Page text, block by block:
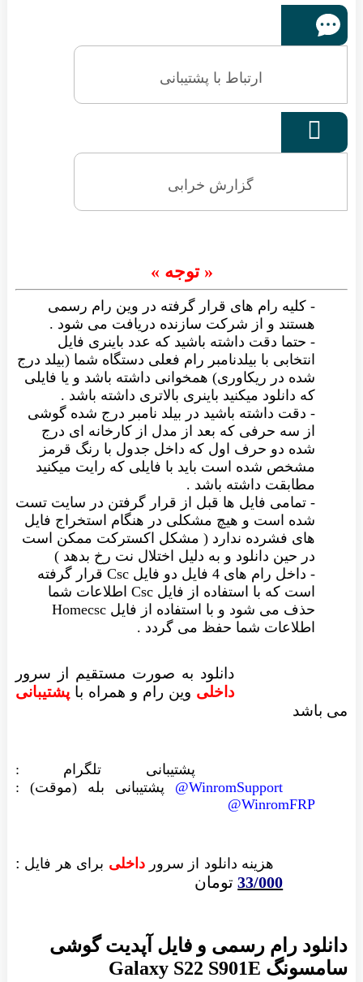
ارتباط با پشتیبانی

گزارش خرابی
« توجه »
- کلیه رام های قرار گرفته در وین رام رسمی
هستند و از شرکت سازنده دریافت می شود .
- حتما دقت داشته باشید که عدد باینری فایل
انتخابی با بیلدنامبر رام فعلی دستگاه شما (بیلد درج
شده در ریکاوری) همخوانی داشته باشد و یا فایلی
که دانلود میکنید باینری بالاتری داشته باشد .
- دقت داشته باشید در بیلد نامبر درج شده گوشی
از سه حرفی که بعد از مدل از کارخانه ای درج
شده دو حرف اول که داخل جدول با رنگ قرمز
مشخص شده است باید با فایلی که رایت میکنید
مطابقت داشته باشد .
- تمامی فایل ها قبل از قرار گرفتن در سایت تست
شده است و هیچ مشکلی در هنگام استخراج فایل
های فشرده ندارد ( مشکل اکسترکت ممکن است
در حین دانلود و به دلیل اختلال نت رخ بدهد )
- داخل رام های 4 فایل دو فایل Csc قرار گرفته
است که با استفاده از فایل Csc اطلاعات شما
حذف می شود و با استفاده از فایل Homecsc
اطلاعات شما حفظ می گردد .
دانلود به صورت مستقیم از سرور
داخلی وین رام و همراه باپشتیبانی
می باشد
پشتیبانی تلگرام :
WinromSupport@
پشتیبانی بله (موقت) :
WinromFRP@
هزینه دانلود از سرورداخلی برای هر فایل :
33/000تومان
دانلود رام رسمی و فایل آپدیت گوشی
سامسونگ Galaxy S22 S901E